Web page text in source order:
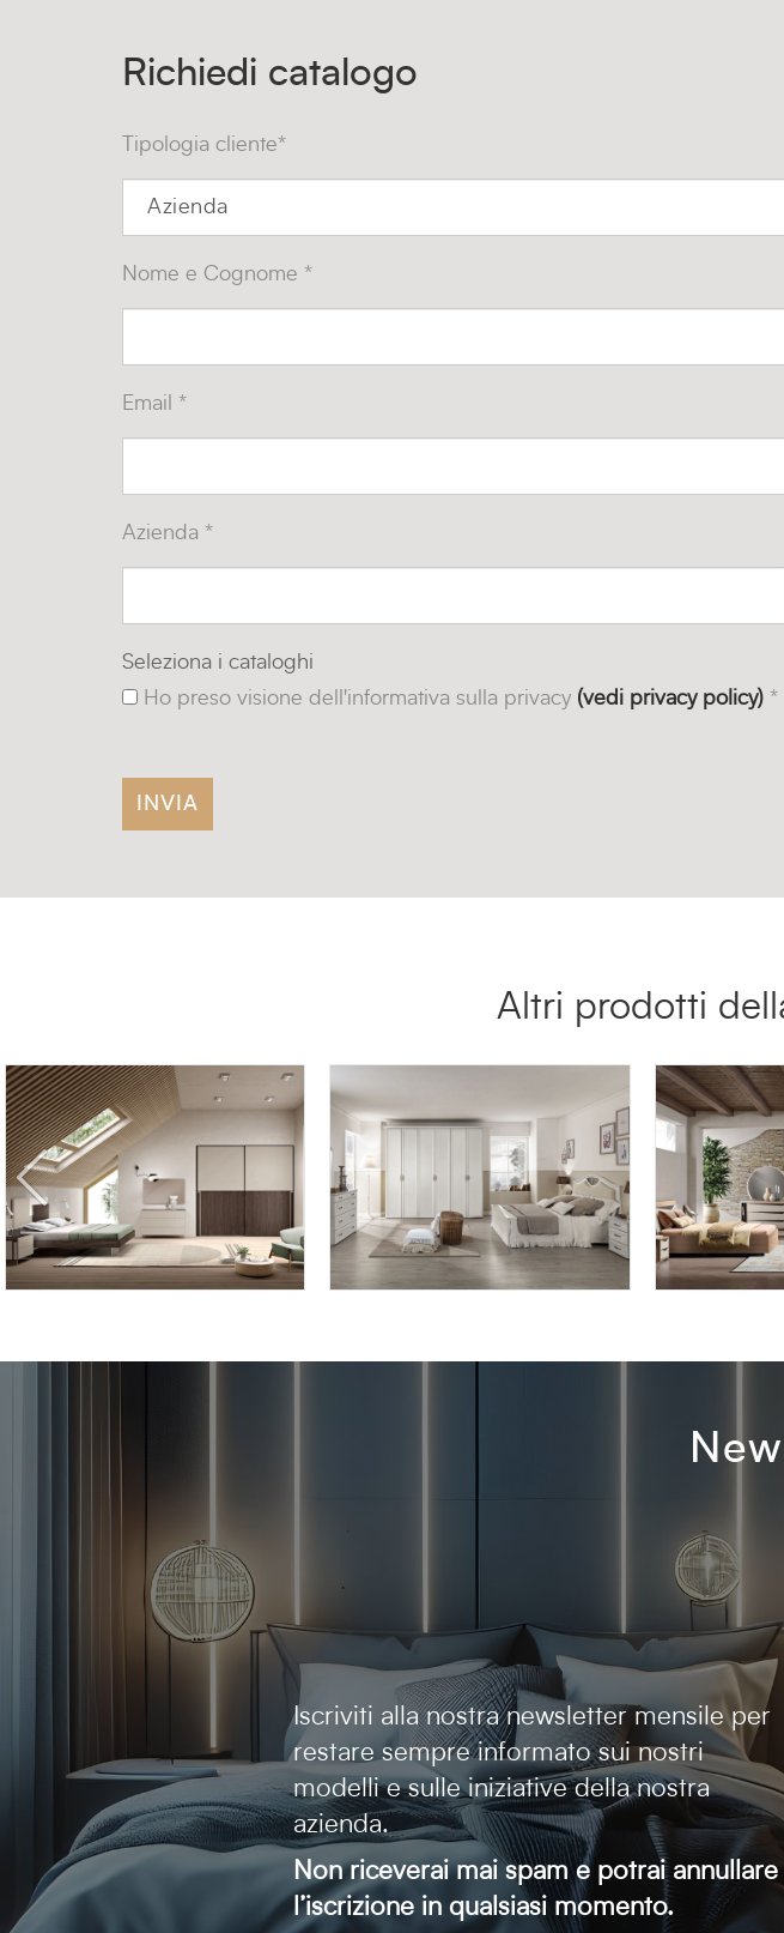
Richiedi catalogo
Tipologia cliente*
Nome e Cognome *
Email *
Azienda *
Seleziona i cataloghi
Ho preso visione dell'informativa sulla privacy (vedi privacy policy) *
Altri prodotti
LYRA LY08 DEMETRA DE/06 LYRA LY16
Iscriviti alla nostra newsletter mensile per
restare sempre informato sui nostri
modelli e sulle iniziative della nostra
azienda.
Non riceverai mai spam e potrai annullare
l’iscrizione in qualsiasi momento.